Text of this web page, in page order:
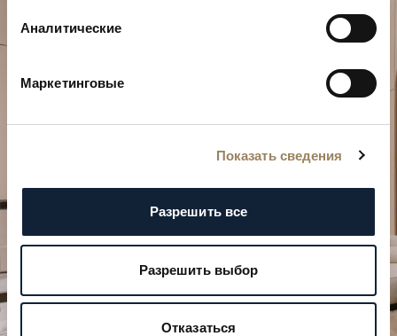
Аналитические
Маркетинговые
Показать сведения
Разрешить все
Разрешить выбор
Отказаться
Спланируйте свой особенный
момент
Откройте для себя наши часовые творения в